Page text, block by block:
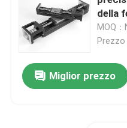
Ferrovia di guida
binari di guida lineari
della
del
MOQ
Miglior prezzo